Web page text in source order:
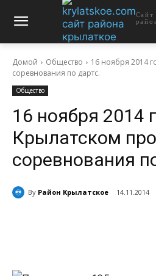
Сайт
Домой Общество
16 ноября 2014
соревнования по дартс.
Общество
16 ноября 2014
Крылатском
соревнования
By Район Крылатское 14.11.2014